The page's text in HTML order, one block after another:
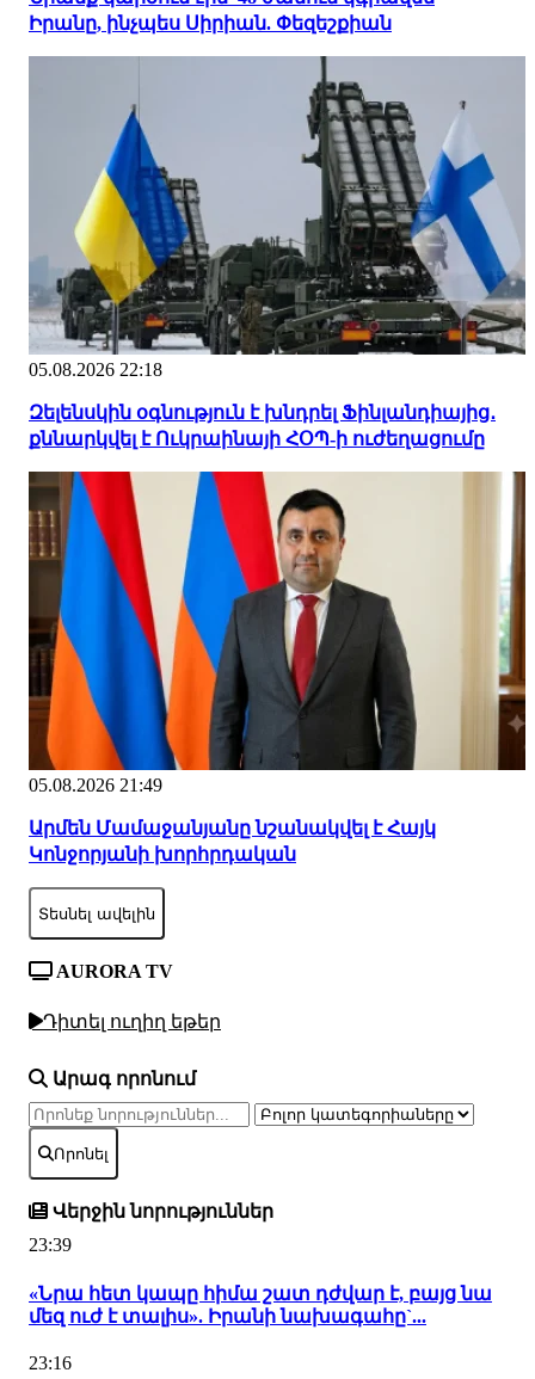
Իրանը, ինչպես Սիրիան. Փեզեշքիան
05.08.2026 22:18
Զելենսկին օգնություն է խնդրել Ֆինլանդիայից․
քննարկվել է Ուկրաինայի ՀՕՊ-ի ուժեղացումը
05.08.2026 21:49
Արմեն Մամաջանյանը նշանակվել է Հայկ
Կոնջորյանի խորհրդական
Տեսնել ավելին
AURORA TV
Դիտել ուղիղ եթեր
Արագ որոնում
Որոնել
Վերջին նորություններ
23:39
«Նրա հետ կապը հիմա շատ դժվար է, բայց նա
մեզ ուժ է տալիս». Իրանի նախագահը`...
23:16